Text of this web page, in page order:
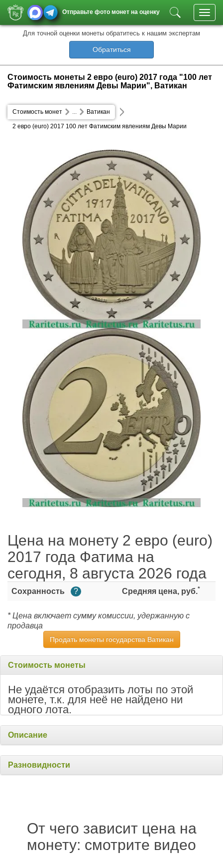
Отправьте фото монет на оценку
Для точной оценки монеты обратитесь к нашим экспертам
Обратиться
Стоимость монеты 2 евро (euro) 2017 года "100 лет
Фатимским явлениям Девы Марии", Ватикан
Стоимость монет Ватикан
...
2 евро (euro) 2017 100 лет Фатимским явлениям Девы Марии
Цена на монету 2 евро (euro)
2017 года Фатима на
сегодня, 8 августа 2026 года
Сохранность ? Средняя цена, руб.*
* Цена включает сумму комиссии, удержанную с
продавца
Продать монеты государства Ватикан
Стоимость монеты
Не удаётся отобразить лоты по этой
монете, т.к. для неё не найдено ни
одного лота.
Описание
Разновидности
От чего зависит цена на
монету: смотрите видео